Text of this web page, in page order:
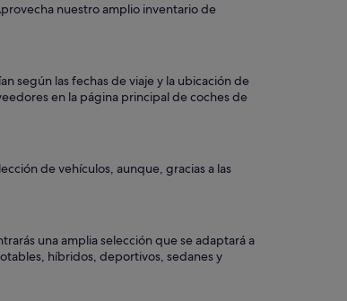
nuestro amplio inventario de
según las fechas de viaje y la ubicación de
en la página principal de coches de
de vehículos, aunque, gracias a las
una amplia selección que se adaptará a
híbridos, deportivos, sedanes y